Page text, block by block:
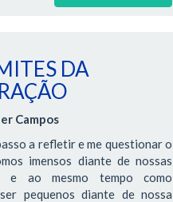
DA
Campos
a refletir e me questionar o
imensos diante de nossas
e ao mesmo tempo como
pequenos diante de nossa